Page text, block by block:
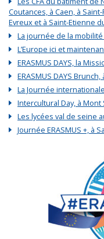
Coutances, à Caen, à
Evreux et à Saint-Etienne
La journée de la
L’Europe ici et
ERASMUS DAYS, la
ERASMUS DAYS Brunch,
La Journée
Intercultural Day, à Mont
Les lycées val de seine
Journée ERASMUS +, à